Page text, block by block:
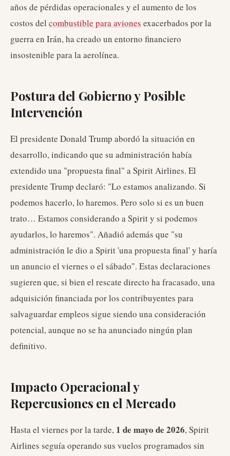
años de pérdidas operacionales y el aumento de los
costos del combustible para aviones exacerbados por la
guerra en Irán, ha creado un entorno financiero
insostenible para la aerolínea.
Postura del Gobierno y Posible
Intervención
El presidente Donald Trump abordó la situación en
desarrollo, indicando que su administración había
extendido una "propuesta final" a Spirit Airlines. El
presidente Trump declaró: "Lo estamos analizando. Si
podemos hacerlo, lo haremos. Pero solo si es un buen
trato… Estamos considerando a Spirit y si podemos
ayudarlos, lo haremos". Añadió además que "su
administración le dio a Spirit 'una propuesta final' y haría
un anuncio el viernes o el sábado". Estas declaraciones
sugieren que, si bien el rescate directo ha fracasado, una
adquisición financiada por los contribuyentes para
salvaguardar empleos sigue siendo una consideración
potencial, aunque no se ha anunciado ningún plan
definitivo.
Impacto Operacional y
Repercusiones en el Mercado
Hasta el viernes por la tarde, 1 de mayo de 2026, Spirit
Airlines seguía operando sus vuelos programados sin